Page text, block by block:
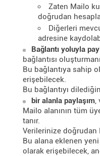
Zaten Mailo
doğrudan
Diğerleri
adresine
Bağlantı yoluyla
bağlantısı
Bu bağlantıya sahip
erişebilecek.
Bu bağlantıyı
bir alanla paylaşım,
Mailo alanının tüm
tanır.
Verilerinize doğrudan
Bu alana eklenen
olarak erişebilecek,